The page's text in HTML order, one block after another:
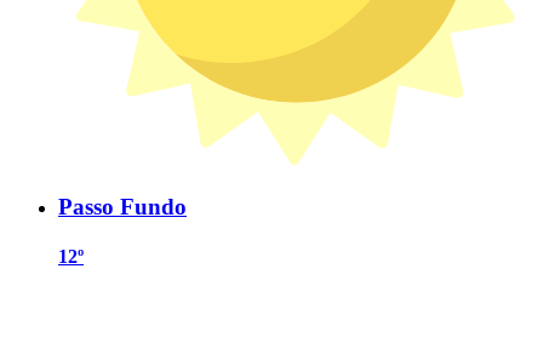
Passo Fundo
12º